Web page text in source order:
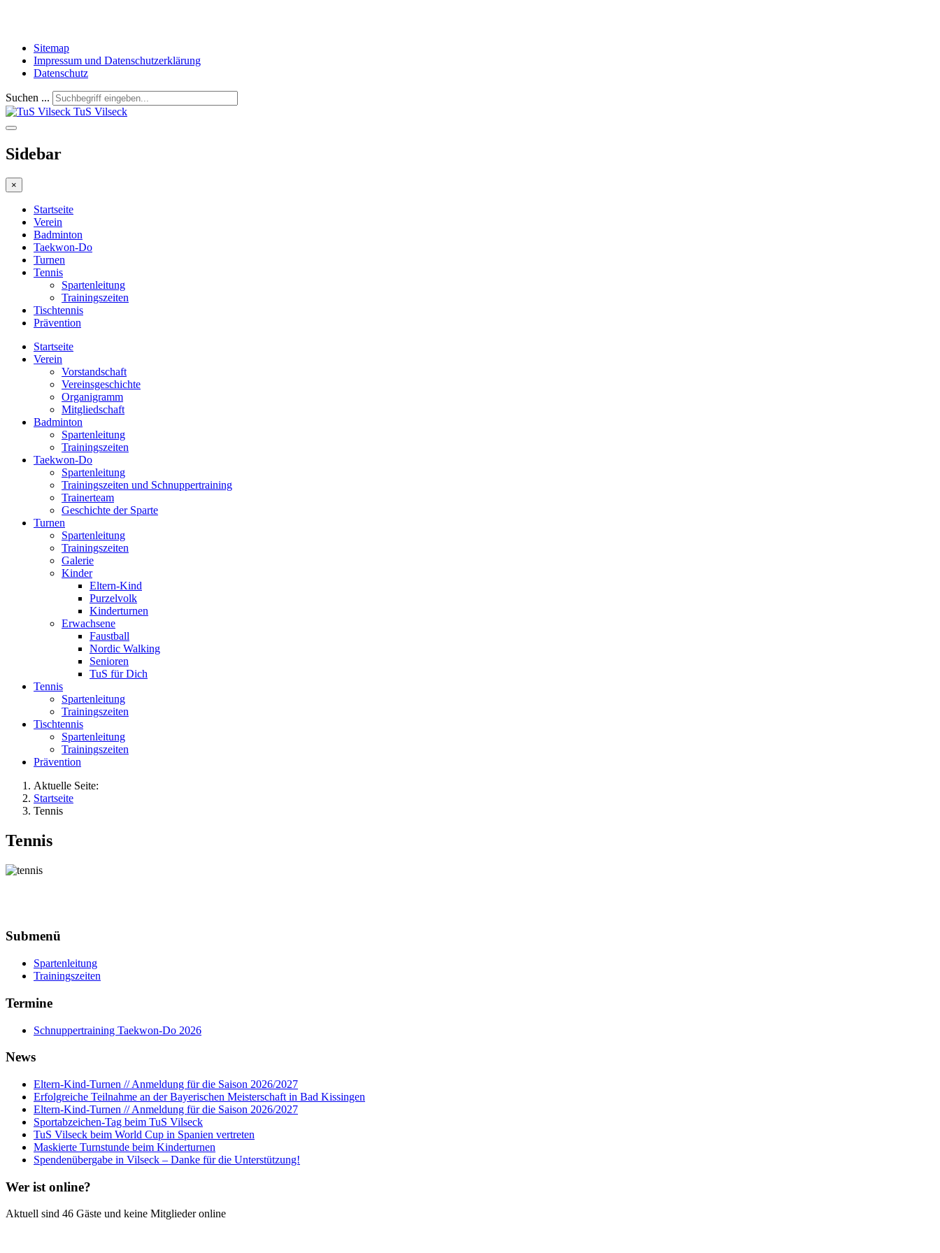
Sitemap
Impressum und Datenschutzerklärung
Datenschutz
Suchen ...
TuS Vilseck
Sidebar
×
Startseite
Verein
Badminton
Taekwon-Do
Turnen
Tennis
Spartenleitung
Trainingszeiten
Tischtennis
Prävention
Startseite
Verein
Vorstandschaft
Vereinsgeschichte
Organigramm
Mitgliedschaft
Badminton
Spartenleitung
Trainingszeiten
Taekwon-Do
Spartenleitung
Trainingszeiten und Schnuppertraining
Trainerteam
Geschichte der Sparte
Turnen
Spartenleitung
Trainingszeiten
Galerie
Kinder
Eltern-Kind
Purzelvolk
Kinderturnen
Erwachsene
Faustball
Nordic Walking
Senioren
TuS für Dich
Tennis
Spartenleitung
Trainingszeiten
Tischtennis
Spartenleitung
Trainingszeiten
Prävention
Aktuelle Seite:
Startseite
Tennis
Tennis
Submenü
Spartenleitung
Trainingszeiten
Termine
Schnuppertraining Taekwon-Do 2026
News
Eltern-Kind-Turnen // Anmeldung für die Saison 2026/2027
Erfolgreiche Teilnahme an der Bayerischen Meisterschaft in Bad Kissingen
Eltern-Kind-Turnen // Anmeldung für die Saison 2026/2027
Sportabzeichen-Tag beim TuS Vilseck
TuS Vilseck beim World Cup in Spanien vertreten
Maskierte Turnstunde beim Kinderturnen
Spendenübergabe in Vilseck – Danke für die Unterstützung!
Wer ist online?
Aktuell sind 46 Gäste und keine Mitglieder online